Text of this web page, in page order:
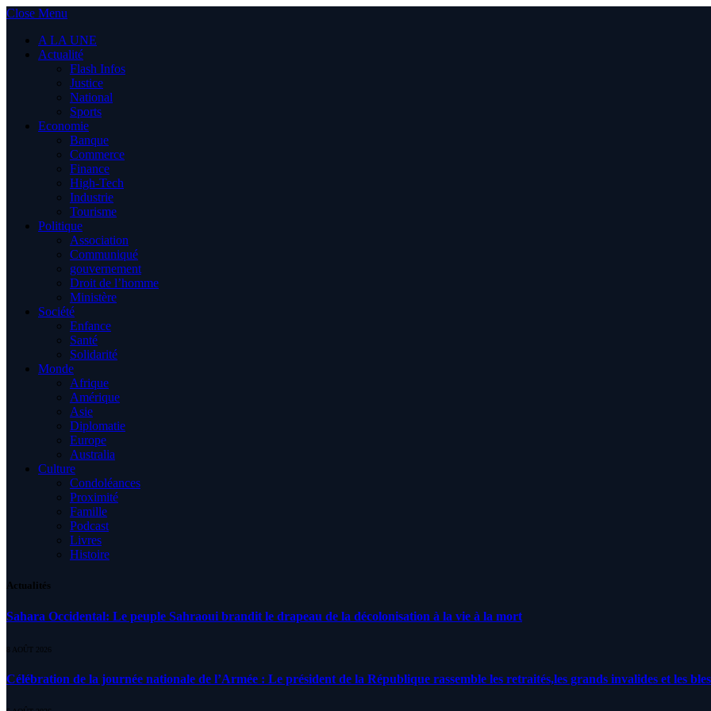
Close Menu
A LA UNE
Actualité
Flash Infos
Justice
National
Sports
Economie
Banque
Commerce
Finance
High-Tech
Industrie
Tourisme
Politique
Association
Communiqué
gouvernement
Droit de l’homme
Ministère
Société
Enfance
Santé
Solidarité
Monde
Afrique
Amérique
Asie
Diplomatie
Europe
Australia
Culture
Condoléances
Proximité
Famille
Podcast
Livres
Histoire
Actualités
Sahara Occidental: Le peuple Sahraoui brandit le drapeau de la décolonisation à la vie à la mort
8 AOÛT 2026
Célébration de la journée nationale de l’Armée : Le président de la République rassemble les retraités,les grands invalides et les